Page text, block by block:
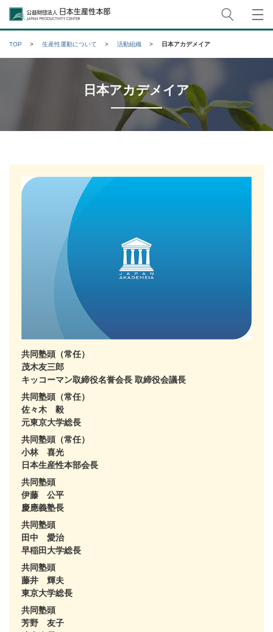
公益財団法人日本生産性本部
TOP 生産性運動について 活動組織 日本アカデメイア
日本アカデメイア
共同塾頭（常任）
茂木友三郎
キッコーマン取締役名誉会長 取締役会議長
共同塾頭（常任）
佐々木 毅
元東京大学総長
共同塾頭（常任）
小林 喜光
日本生産性本部会長
共同塾頭
伊藤 公平
慶應義塾長
共同塾頭
田中 愛治
早稲田大学総長
共同塾頭
藤井 輝夫
東京大学総長
共同塾頭
芳野 友子